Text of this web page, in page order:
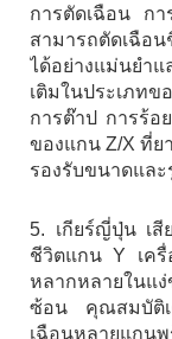
การตัดเฉือน ก
สามารถตัดเฉือ
ได้อย่างแม่นยำ
เติมในประเภทข
การต๊าป การร้อ
ของแกน Z/X ที่ย
รองรับขนาดแล
5. เกียร์ญี่ปุ่น เสี
ชีวิตแกน Y เค
หลากหลายในแ
ซ้อน คุณสมบัติเ
เฉือนหลายแกน